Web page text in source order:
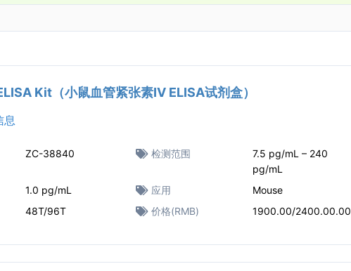
Kit（小鼠血管紧张素IV ELISA试剂盒）
息
ZC-38840 检测范围
7.5 pg/mL – 240
pg/mL
1.0 pg/mL 应用
Mouse
48T/96T 价格(RMB) 1900.00/2400.00.00